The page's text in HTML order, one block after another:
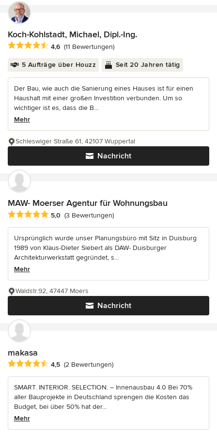
Koch-Kohlstadt, Michael, Dipl.-Ing.
Durchschnittliche Bewertung: 4.6 von 5 Sternen
4,6 (11 Bewertungen)
5 Aufträge über Houzz Seit 20 Jahren tätig
Der Bau, wie auch die Sanierung eines Hauses ist für einen
Haushalt mit einer großen Investition verbunden. Um so
wichtiger ist es, dass die B...
Mehr
Nachricht
Schleswiger Straße 61, 42107 Wuppertal
MAW- Moerser Agentur für Wohnungsbau
Durchschnittliche Bewertung: 5 von 5 Sternen
5,0 (3 Bewertungen)
Ursprünglich wurde unser Planungsbüro mit Sitz in Duisburg
1989 von Klaus-Dieter Siebert als DAW- Duisburger
Architekturwerkstatt gegründet, s...
Mehr
Nachricht
Waldstr.92, 47447 Moers
makasa
Durchschnittliche Bewertung: 4.5 von 5 Sternen
4,5 (2 Bewertungen)
SMART. INTERIOR. SELECTION. – Innenausbau 4.0 Bei 70%
aller Bauprojekte in Deutschland sprengen die Kosten das
Budget, bei über 50% hat der...
Mehr